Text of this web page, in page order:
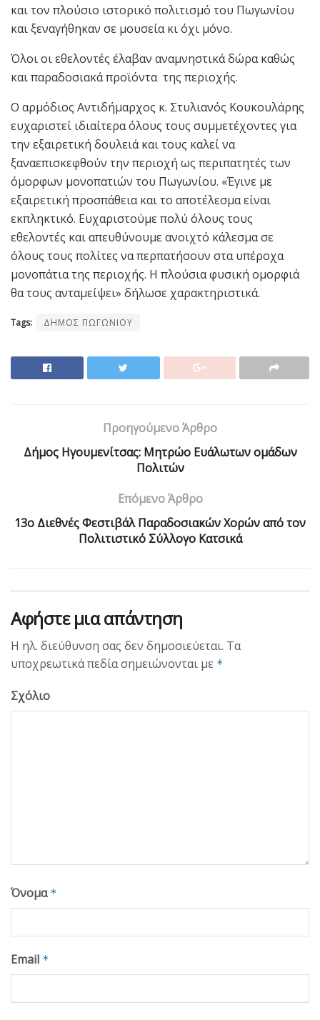
και τον πλούσιο ιστορικό πολιτισμό του Πωγωνίου
και ξεναγήθηκαν σε μουσεία κι όχι μόνο.
Όλοι οι εθελοντές έλαβαν αναμνηστικά δώρα καθώς
και παραδοσιακά προϊόντα της περιοχής.
Ο αρμόδιος Αντιδήμαρχος κ. Στυλιανός Κουκουλάρης
ευχαριστεί ιδιαίτερα όλους τους συμμετέχοντες για
την εξαιρετική δουλειά και τους καλεί να
ξαναεπισκεφθούν την περιοχή ως περιπατητές των
όμορφων μονοπατιών του Πωγωνίου. «Έγινε με
εξαιρετική προσπάθεια και το αποτέλεσμα είναι
εκπληκτικό. Ευχαριστούμε πολύ όλους τους
εθελοντές και απευθύνουμε ανοιχτό κάλεσμα σε
όλους τους πολίτες να περπατήσουν στα υπέροχα
μονοπάτια της περιοχής. Η πλούσια φυσική ομορφιά
θα τους ανταμείψει» δήλωσε χαρακτηριστικά.
Tags: ΔΗΜΟΣ ΠΩΓΩΝΙΟΥ
Προηγούμενο Άρθρο
Δήμος Ηγουμενίτσας: Μητρώο Ευάλωτων ομάδων
Πολιτών
Επόμενο Άρθρο
13ο Διεθνές Φεστιβάλ Παραδοσιακών Χορών από τον
Πολιτιστικό Σύλλογο Κατσικά
Αφήστε μια απάντηση
Η ηλ. διεύθυνση σας δεν δημοσιεύεται. Τα
υποχρεωτικά πεδία σημειώνονται με *
Σχόλιο
Όνομα *
Email *